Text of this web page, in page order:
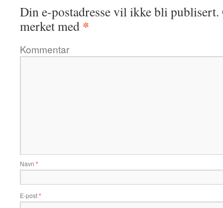
Din e-postadresse vil ikke bli publisert.
merket med *
Kommentar
Navn *
E-post*